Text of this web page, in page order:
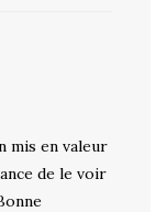
mis en valeur
de le voir